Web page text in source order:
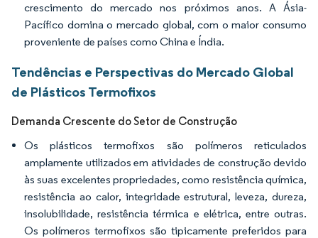
crescimento do mercado nos próximos anos. A Ásia-
Pacífico domina o mercado global, com o maior consumo
proveniente de países como China e Índia.
Tendências e Perspectivas do Mercado Global
de Plásticos Termofixos
Demanda Crescente do Setor de Construção
Os plásticos termofixos são polímeros reticulados
amplamente utilizados em atividades de construção devido
às suas excelentes propriedades, como resistência química,
resistência ao calor, integridade estrutural, leveza, dureza,
insolubilidade, resistência térmica e elétrica, entre outras.
Os polímeros termofixos são tipicamente preferidos para